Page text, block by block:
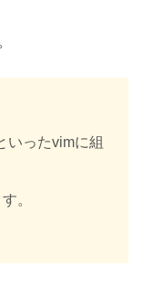
いったvimに組
。